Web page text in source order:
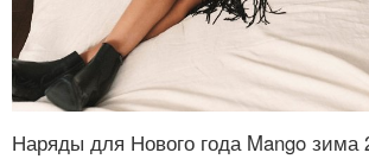
Наряды для Нового года Mango зима